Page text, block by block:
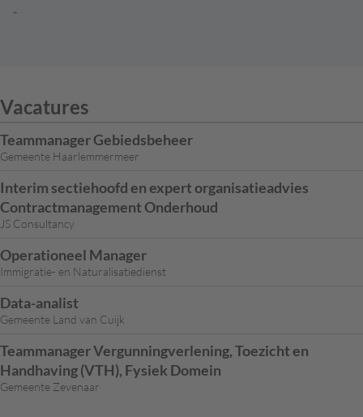
-
Vacatures
Teammanager Gebiedsbeheer
Gemeente Haarlemmermeer
Interim sectiehoofd en expert organisatieadvies
Contractmanagement Onderhoud
JS Consultancy
Operationeel Manager
Immigratie- en Naturalisatiedienst
Data-analist
Gemeente Land van Cuijk
Teammanager Vergunningverlening, Toezicht en
Handhaving (VTH), Fysiek Domein
Gemeente Zevenaar